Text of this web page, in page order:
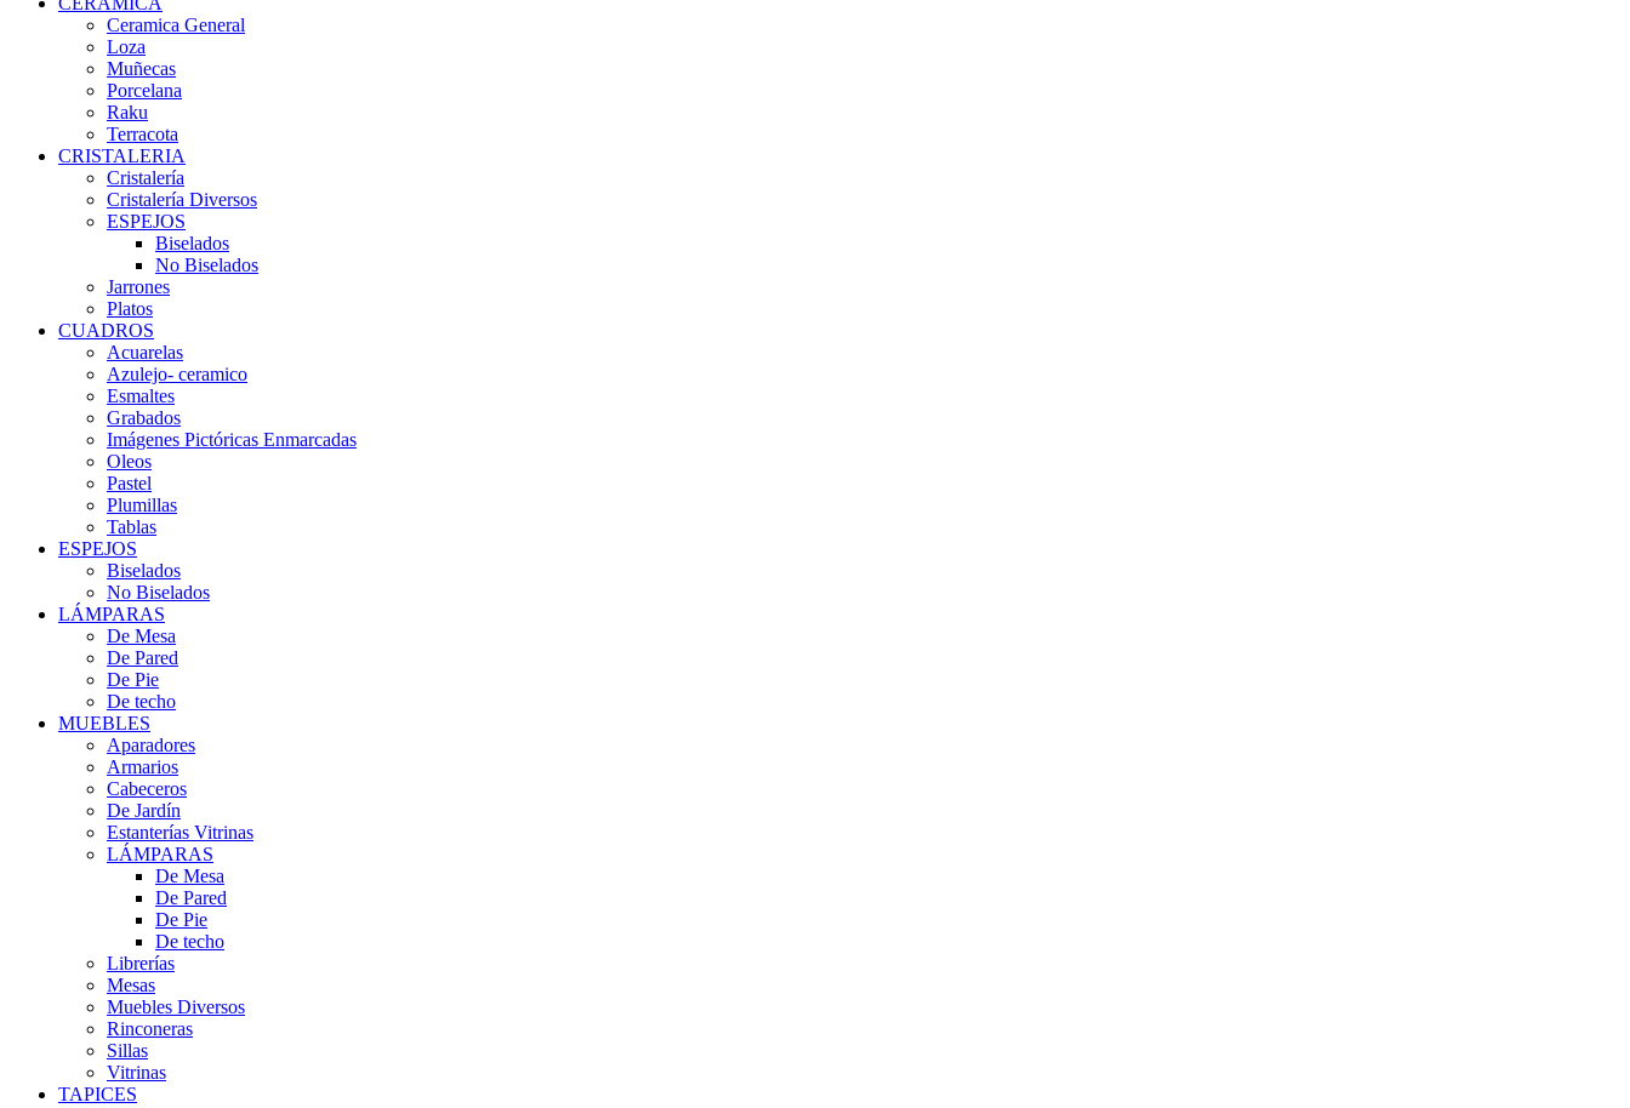
Ceramica General
Loza
Muñecas
Porcelana
Raku
Terracota
CRISTALERIA
Cristalería
Cristalería Diversos
ESPEJOS
Biselados
No Biselados
Jarrones
Platos
CUADROS
Acuarelas
Azulejo- ceramico
Esmaltes
Grabados
Imágenes Pictóricas Enmarcadas
Oleos
Pastel
Plumillas
Tablas
ESPEJOS
Biselados
No Biselados
LÁMPARAS
De Mesa
De Pared
De Pie
De techo
MUEBLES
Aparadores
Armarios
Cabeceros
De Jardín
Estanterías Vitrinas
LÁMPARAS
De Mesa
De Pared
De Pie
De techo
Librerías
Mesas
Muebles Diversos
Rinconeras
Sillas
Vitrinas
TAPICES